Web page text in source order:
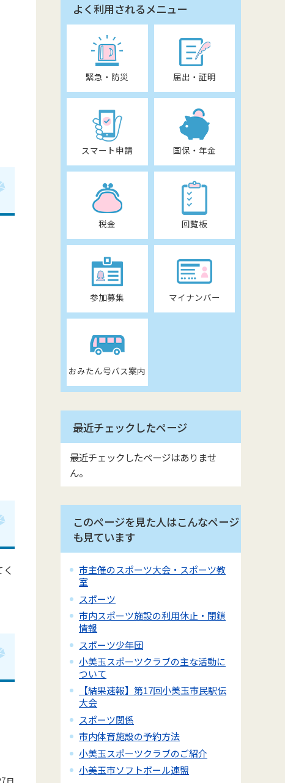
日
よく利用されるメニュー
緊急・防災 届出・証明
スマート申請 国保・年金
税金 回覧板
参加募集 マイナンバー
おみたん号バス案内
最近チェックしたページ
最近チェックしたページはありませ
ん。
このページを見た人はこんなページ
も見ています
市主催のスポーツ大会・スポーツ教
室
スポーツ
市内スポーツ施設の利用休止・閉鎖
情報
スポーツ少年団
小美玉スポーツクラブの主な活動に
ついて
【結果速報】第17回小美玉市民駅伝
大会
スポーツ関係
市内体育施設の予約方法
小美玉スポーツクラブのご紹介
小美玉市ソフトボール連盟